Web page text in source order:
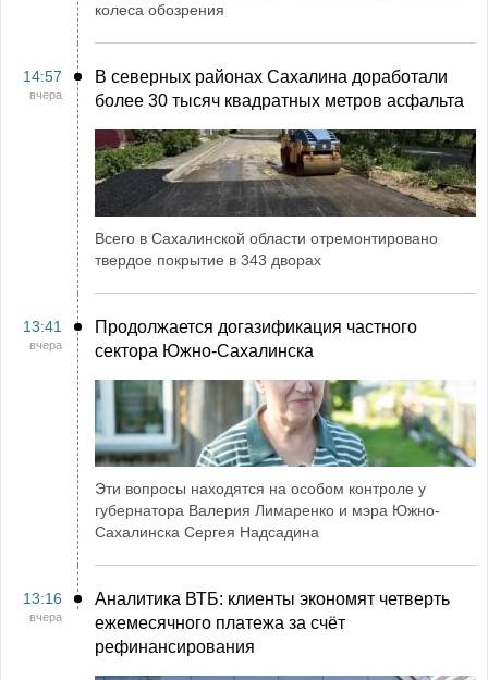
колеса обозрения
14:57
вчера
В северных районах Сахалина доработали
более 30 тысяч квадратных метров асфальта
Всего в Сахалинской области отремонтировано
твердое покрытие в 343 дворах
13:41
вчера
Продолжается догазификация частного
сектора Южно-Сахалинска
Эти вопросы находятся на особом контроле у
губернатора Валерия Лимаренко и мэра Южно-
Сахалинска Сергея Надсадина
13:16
вчера
Аналитика ВТБ: клиенты экономят четверть
ежемесячного платежа за счёт
рефинансирования